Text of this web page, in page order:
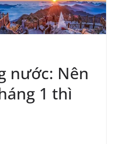
nước: Nên
1 thì